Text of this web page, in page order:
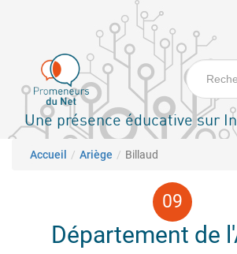
principal
Une présence éducative sur
Fil d'Ariane
Accueil Ariège Billaud
Département de